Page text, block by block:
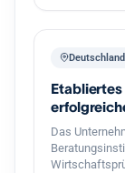
Deutschland
Das